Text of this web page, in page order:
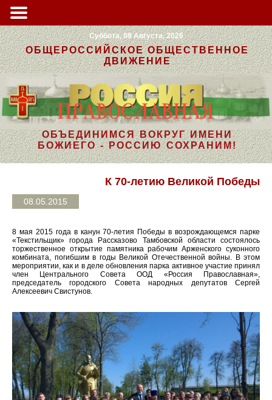
Суббота, 08 Августа, 2026
ОБЩЕРОССИЙСКОЕ ОБЩЕСТВЕННОЕ
ДВИЖЕНИЕ
ОБЪЕДИНИМСЯ ВОКРУГ ИМЕНИ
БОЖИЕГО - РОССИЮ СОХРАНИМ!
К 70-летию Великой Победы
08.05.2015
8 мая 2015 года в канун 70-летия Победы в возрождающемся парке
«Текстильщик» города Рассказово Тамбовской области состоялось
торжественное открытие памятника рабочим Арженского суконного
комбината, погибшим в годы Великой Отечественной войны. В этом
мероприятии, как и в деле обновления парка активное участие принял
член Центрального Совета ООД «Россия Православная»,
председатель городского Совета народных депутатов Сергей
Алексеевич Свистунов.